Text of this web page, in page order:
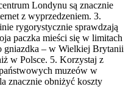
Londynu są znacznie
z wyprzedzeniem. 3.
rygorystycznie sprawdzają
paczka mieści się w limitach
gniazdka – w Wielkiej Brytanii
w Polsce. 5. Korzystaj z
muzeów w
znacznie obniżyć koszty